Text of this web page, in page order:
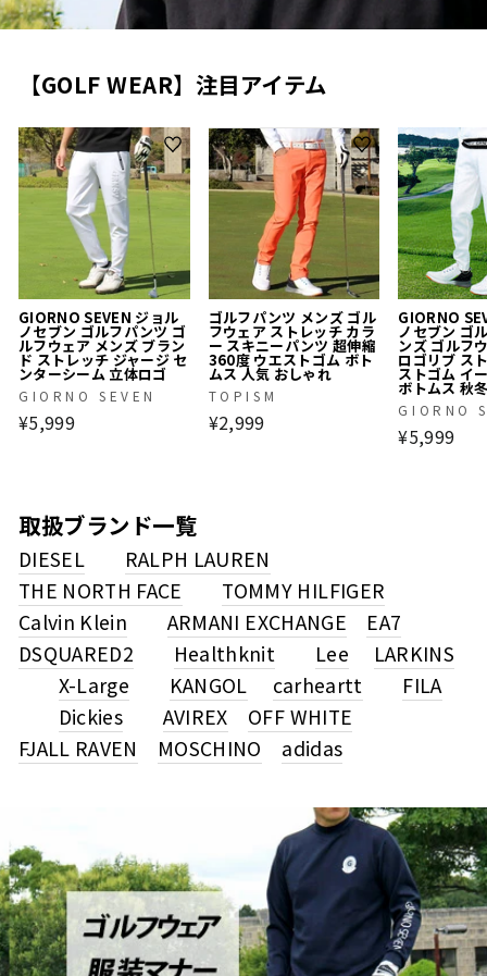
【GOLF WEAR】注目アイテム
GIORNO SEVEN ジョル
ノセブン ゴルフパンツ ゴ
ルフウェア メンズ ブラン
ド ストレッチ ジャージ セ
ンターシーム 立体ロゴ
GIORNO SEVEN
¥5,999
ゴルフパンツ メンズ ゴル
フウェア ストレッチ カラ
ー スキニーパンツ 超伸縮
360度 ウエストゴム ボト
ムス 人気 おしゃれ
TOPISM
¥2,999
GIORNO
ノセブン ゴ
ンズ ゴルフ
ロゴリブ ス
ストゴム イ
ボトムス 秋
GIORNO
¥5,999
取扱ブランド一覧
DIESEL
RALPH LAUREN
THE NORTH FACE
TOMMY HILFIGER
Calvin Klein
ARMANI EXCHANGE
EA7
DSQUARED2
Healthknit Lee
LARKINS
X-Large
KANGOL carheartt
FILA
Dickies
AVIREX
OFF WHITE
FJALL RAVEN
MOSCHINO adidas